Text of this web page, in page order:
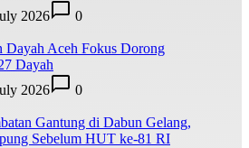
2026
0
Dayah Aceh Fokus Dorong
Dayah
2026
0
Gantung di Dabun Gelang,
Sebelum HUT ke-81 RI